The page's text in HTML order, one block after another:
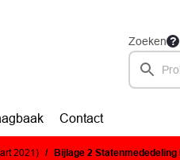
Zoeken
Contact
2021) Bijlage 2 Statenmededeling Eindhoven Internationale